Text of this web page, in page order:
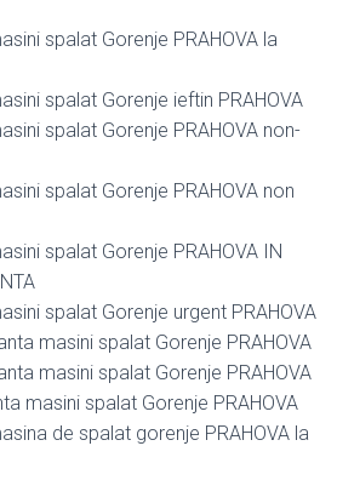
spalat Gorenje PRAHOVA la
spalat Gorenje ieftin PRAHOVA
spalat Gorenje PRAHOVA non-
spalat Gorenje PRAHOVA non
spalat Gorenje PRAHOVA IN
spalat Gorenje urgent PRAHOVA
masini spalat Gorenje PRAHOVA
masini spalat Gorenje PRAHOVA
masini spalat Gorenje PRAHOVA
de spalat gorenje PRAHOVA la